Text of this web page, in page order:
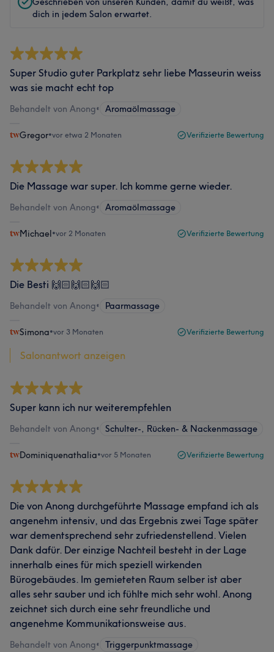
dich in jedem Salon erwartet.
Super Studio guter Parkplatz sehr liebe Masseurin weiss
was sie macht echt top
Behandelt von Anong• Aromaölmassage
Gregor•vor etwa 2 Monaten Verifizierte Bewertung
Die Massage war super. Ich komme gerne wieder.
Behandelt von Anong• Aromaölmassage
Michael•vor 2 Monaten Verifizierte Bewertung
Die Besti 🙌🏻🙌🏻🙌🏻
Behandelt von Anong• Paarmassage
Simona•vor 3 Monaten Verifizierte Bewertung
Salonantwort anzeigen
Super kann ich nur weiterempfehlen
Behandelt von Anong• Schulter-, Rücken- & Nackenmassage
Dominiquenathalia•vor 5 Monaten Verifizierte Bewertung
Die von Anong durchgeführte Massage empfand ich als
angenehm intensiv, und das Ergebnis zwei Tage später
war dementsprechend sehr zufriedenstellend. Vielen
Dank dafür. Der einzige Nachteil besteht in der Lage
innerhalb eines für mich speziell wirkenden
Bürogebäudes. Im gemieteten Raum selber ist aber
alles sehr sauber und ich fühlte mich sehr wohl. Anong
zeichnet sich durch eine sehr freundliche und
angenehme Kommunikationsweise aus.
Behandelt von Anong• Triggerpunktmassage